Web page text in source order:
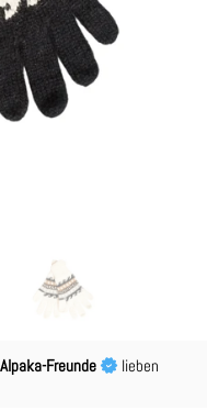
Freunde
lieben